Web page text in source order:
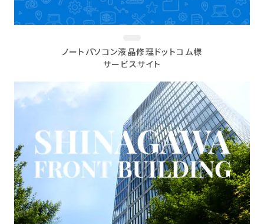
ノートパソコン液晶修理ドットコム様
サービスサイト